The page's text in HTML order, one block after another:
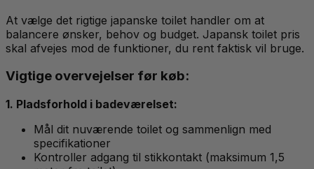
At vælge det rigtige japanske toilet handler om at
balancere ønsker, behov og budget. Japansk toilet pris
skal afvejes mod de funktioner, du rent faktisk vil bruge.
Vigtige overvejelser før køb:
1. Pladsforhold i badeværelset:
Mål dit nuværende toilet og sammenlign med
specifikationer
Kontroller adgang til stikkontakt (maksimum 1,5